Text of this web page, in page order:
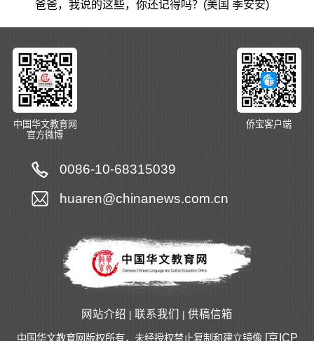
爸爸，我说的这些，你还记得吗？(美国 季安安)
中国华文教育网
官方微博
侨宝客户端
0086-10-68315039
huaren@chinanews.com.cn
网站介绍 | 联系我们 | 供稿信箱
中国华文教育网版权所有，未经授权禁止复制和建立镜像 [京ICP